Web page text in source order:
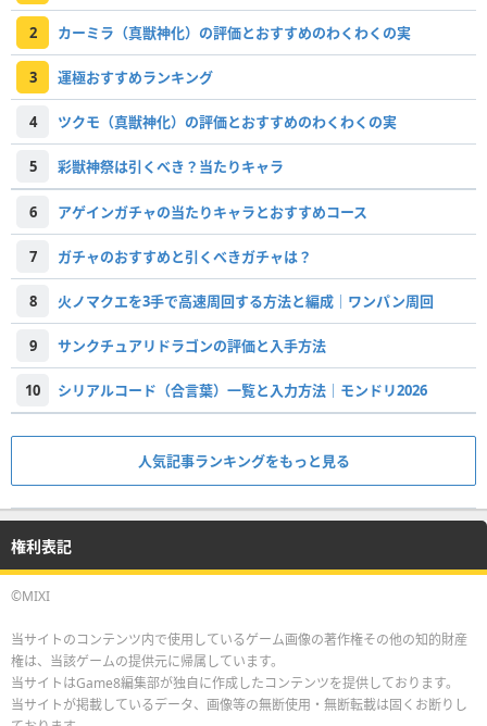
2 カーミラ（真獣神化）の評価とおすすめのわくわくの実
3 運極おすすめランキング
4 ツクモ（真獣神化）の評価とおすすめのわくわくの実
5 彩獣神祭は引くべき？当たりキャラ
6 アゲインガチャの当たりキャラとおすすめコース
7 ガチャのおすすめと引くべきガチャは？
8 火ノマクエを3手で高速周回する方法と編成｜ワンパン周回
9 サンクチュアリドラゴンの評価と入手方法
10 シリアルコード（合言葉）一覧と入力方法｜モンドリ2026
人気記事ランキングをもっと見る
権利表記
©MIXI
当サイトのコンテンツ内で使用しているゲーム画像の著作権その他の知的財産
権は、当該ゲームの提供元に帰属しています。
当サイトはGame8編集部が独自に作成したコンテンツを提供しております。
当サイトが掲載しているデータ、画像等の無断使用・無断転載は固くお断りし